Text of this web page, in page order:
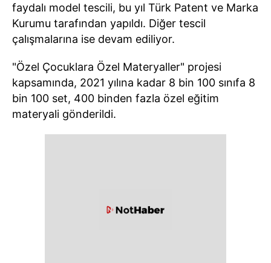
faydalı model tescili, bu yıl Türk Patent ve Marka
Kurumu tarafından yapıldı. Diğer tescil
çalışmalarına ise devam ediliyor.
"Özel Çocuklara Özel Materyaller" projesi
kapsamında, 2021 yılına kadar 8 bin 100 sınıfa 8
bin 100 set, 400 binden fazla özel eğitim
materyali gönderildi.